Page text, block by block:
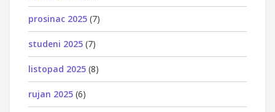
prosinac 2025 (7)
studeni 2025 (7)
listopad 2025 (8)
rujan 2025 (6)